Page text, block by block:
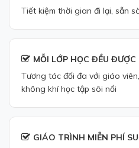
Tiết kiệm thời gian đi lại, sẵn
MỖI LỚP HỌC ĐỀU
Tương tác đối đa với giáo
không khí học tập sôi nổi
GIÁO TRÌNH MIỄN PHÍ